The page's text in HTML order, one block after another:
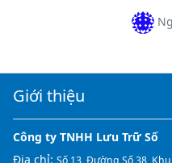
Giới thiệu
Công ty TNHH Lưu Trữ Số
Địa chỉ: